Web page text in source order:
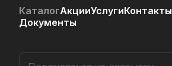
КаталогАкцииУслугиКонтакты
Документы